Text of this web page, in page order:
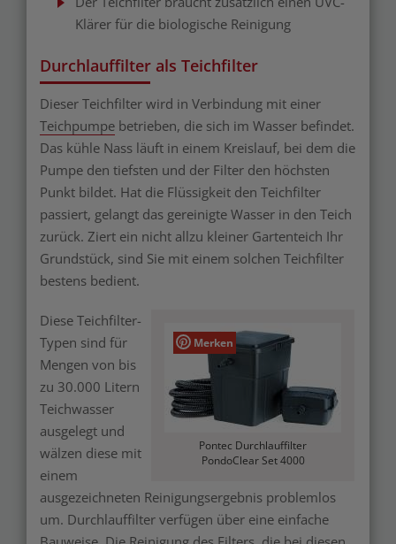
Klärer für die biologische Reinigung
Durchlauffilter als Teichfilter
Dieser Teichfilter wird in Verbindung mit einer
Teichpumpe betrieben, die sich im Wasser befindet.
Das kühle Nass läuft in einem Kreislauf, bei dem die
Pumpe den tiefsten und der Filter den höchsten
Punkt bildet. Hat die Flüssigkeit den Teichfilter
passiert, gelangt das gereinigte Wasser in den Teich
zurück. Ziert ein nicht allzu kleiner Gartenteich Ihr
Grundstück, sind Sie mit einem solchen Teichfilter
bestens bedient.
Merken
Pontec Durchlauffilter
PondoClear Set 4000
Diese Teichfilter-
Typen sind für
Mengen von bis
zu 30.000 Litern
Teichwasser
ausgelegt und
wälzen diese mit
einem
ausgezeichneten Reinigungsergebnis problemlos
um. Durchlauffilter verfügen über eine einfache